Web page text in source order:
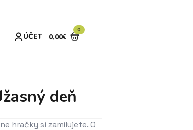
ÚČET 0,00€
0
deň
hračky si zamilujete. O